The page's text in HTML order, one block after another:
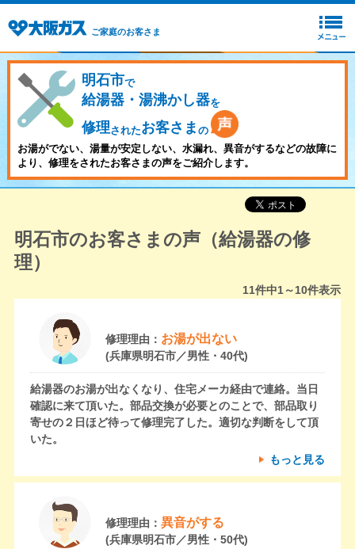
ご家庭のお客さま
明石市で
給湯器・湯沸かし器を
修理されたお客さま の
お湯がでない、湯量が安定しない、水漏れ、異音がするなどの故障に
より、修理をされたお客さまの声をご紹介します。
明石市のお客さまの声（給湯器の修
理）
11件中1～10件表示
修理理由： お湯が出ない
(兵庫県明石市／男性・40代)
給湯器のお湯が出なくなり、住宅メーカ経由で連絡。当日
確認に来て頂いた。部品交換が必要とのことで、部品取り
寄せの２日ほど待って修理完了した。適切な判断をして頂
いた。
もっと見る
修理理由： 異音がする
(兵庫県明石市／男性・50代)